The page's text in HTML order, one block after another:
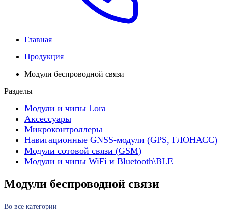
Главная
Продукция
Модули беспроводной связи
Разделы
Модули и чипы Lora
Аксессуары
Микроконтроллеры
Навигационные GNSS-модули (GPS, ГЛОНАСС)
Модули сотовой связи (GSM)
Модули и чипы WiFi и Bluetooth\BLE
Модули беспроводной связи
Во все категории